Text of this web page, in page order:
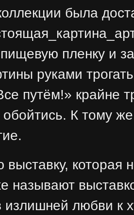
была
пленку и
руками
путём!» крайне
К тому же
которая
называют
любви к